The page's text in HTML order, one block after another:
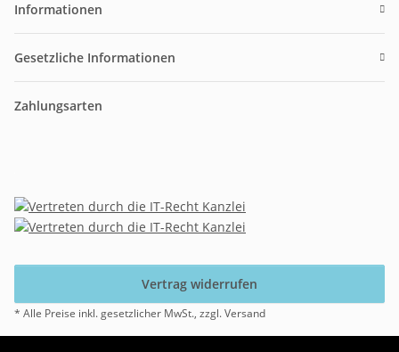
Informationen
Gesetzliche Informationen
Zahlungsarten
Vertrag widerrufen
* Alle Preise inkl. gesetzlicher MwSt., zzgl. Versand